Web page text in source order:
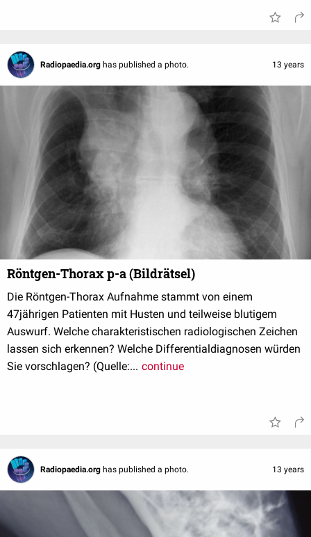
Radiopaedia.org has published a photo. 13 years
Röntgen-Thorax p-a (Bildrätsel)
Die Röntgen-Thorax Aufnahme stammt von einem
47jährigen Patienten mit Husten und teilweise blutigem
Auswurf. Welche charakteristischen radiologischen Zeichen
lassen sich erkennen? Welche Differentialdiagnosen würden
Sie vorschlagen? (Quelle:... continue
Radiopaedia.org has published a photo. 13 years